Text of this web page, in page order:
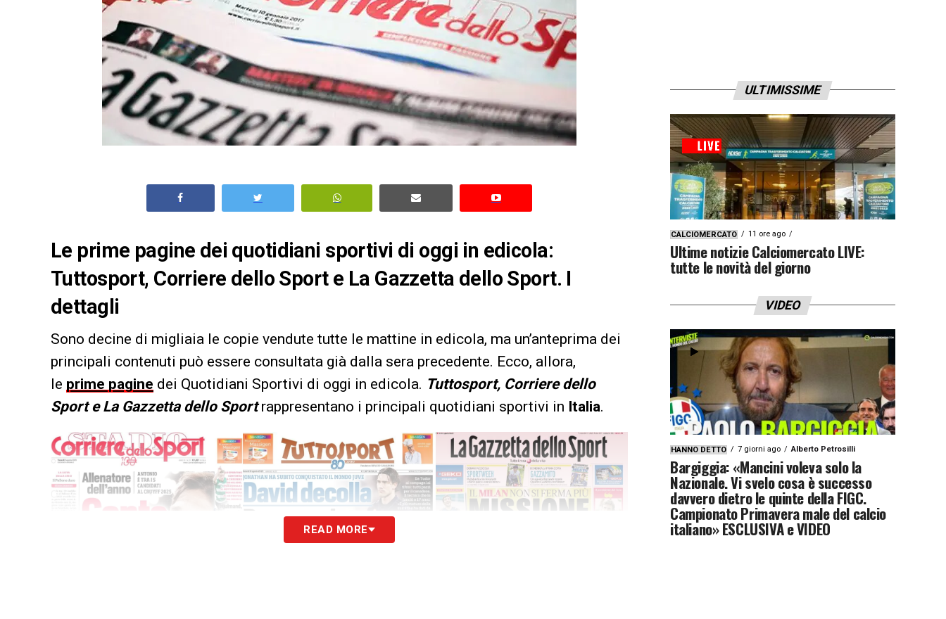
Le prime pagine dei quotidiani sportivi di oggi in edicola:
Tuttosport, Corriere dello Sport e La Gazzetta dello Sport. I
dettagli
Sono decine di migliaia le copie vendute tutte le mattine in edicola, ma un’anteprima dei
principali contenuti può essere consultata già dalla sera precedente. Ecco, allora,
le prime pagine dei Quotidiani Sportivi di oggi in edicola. Tuttosport, Corriere dello
Sport e La Gazzetta dello Sportrappresentano i principali quotidiani sportivi in Italia.
READ MORE
ULTIMISSIME
CALCIOMERCATO 11 ore ago
Ultime notizie Calciomercato LIVE:
tutte le novità del giorno
VIDEO
HANNO DETTO 7 giorni ago Alberto Petrosilli
Bargiggia: «Mancini voleva solo la
Nazionale. Vi svelo cosa è successo
davvero dietro le quinte della FIGC.
Campionato Primavera male del calcio
italiano» ESCLUSIVA e VIDEO